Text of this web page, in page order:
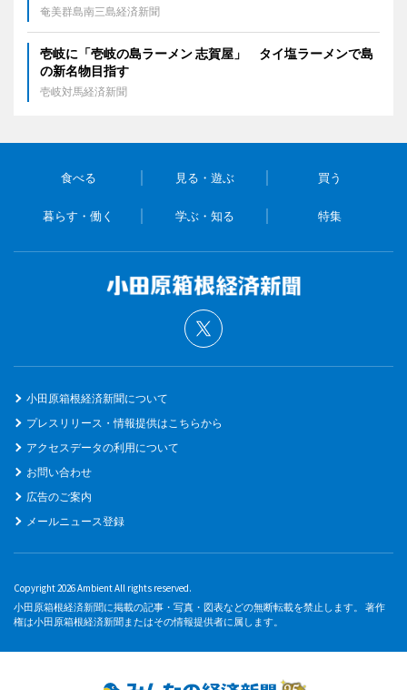
奄美群島南三島経済新聞
壱岐に「壱岐の島ラーメン 志賀屋」 タイ塩ラーメンで島
の新名物目指す
壱岐対馬経済新聞
食べる 見る・遊ぶ 買う
暮らす・働く 学ぶ・知る 特集
小田原箱根経済新聞について
プレスリリース・情報提供はこちらから
アクセスデータの利用について
お問い合わせ
広告のご案内
メールニュース登録
Copyright 2026 Ambient All rights reserved.
小田原箱根経済新聞に掲載の記事・写真・図表などの無断転載を禁止します。 著作
権は小田原箱根経済新聞またはその情報提供者に属します。